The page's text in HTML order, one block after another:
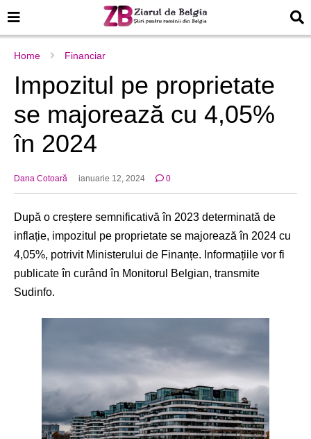
Home Financiar
Impozitul pe proprietate
se majorează cu 4,05%
în 2024
Dana Cotoară ianuarie 12, 2024 0
După o creștere semnificativă în 2023 determinată de
inflație, impozitul pe proprietate se majorează în 2024 cu
4,05%, potrivit Ministerului de Finanțe. Informațiile vor fi
publicate în curând în Monitorul Belgian, transmite
Sudinfo.